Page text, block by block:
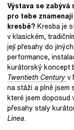
Výstava se
pro tebe
kresbě? Kresba je
v klasickém,
její přesahy do
performance,
kurátorský koncept
Twentieth Centuryv
na stáži a plně jsem
které jsem doposud
přesahy staly
Linea.